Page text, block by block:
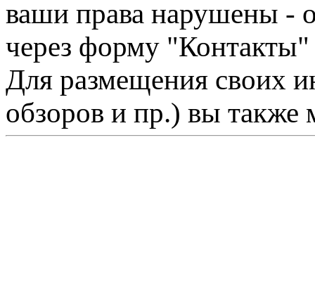
ваши права нарушены -
через форму "Контакты"
Для размещения своих
обзоров и пр.) вы также